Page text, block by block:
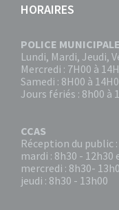
HORAIRES
POLICE MUNICIPALE
Lundi, Mardi, Jeudi,
Mercredi : 7H00 à
Samedi : 8H00 à
Jours fériés : 8h00 à
CCAS
Réception du public
mardi : 8h30 - 12h30
mercredi : 8h30-
jeudi : 8h30 - 13h00